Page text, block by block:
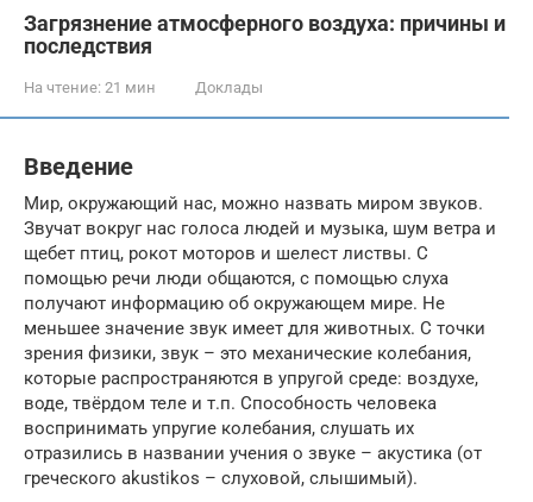
Загрязнение атмосферного воздуха: причины и
последствия
На чтение: 21 мин Доклады
Введение
Мир, окружающий нас, можно назвать миром звуков.
Звучат вокруг нас голоса людей и музыка, шум ветра и
щебет птиц, рокот моторов и шелест листвы. С
помощью речи люди общаются, с помощью слуха
получают информацию об окружающем мире. Не
меньшее значение звук имеет для животных. С точки
зрения физики, звук – это механические колебания,
которые распространяются в упругой среде: воздухе,
воде, твёрдом теле и т.п. Способность человека
воспринимать упругие колебания, слушать их
отразились в названии учения о звуке – акустика (от
греческого akustikos – слуховой, слышимый).